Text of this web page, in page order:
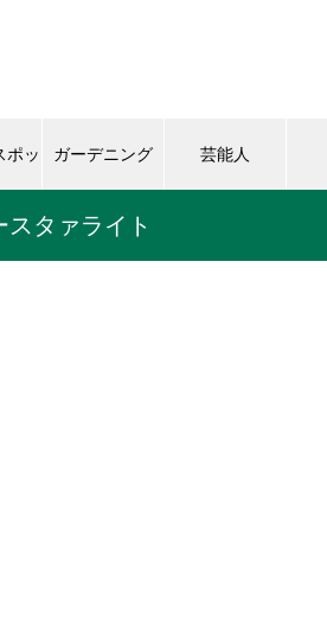
ポッ ガーデニング 芸能人
タァライト